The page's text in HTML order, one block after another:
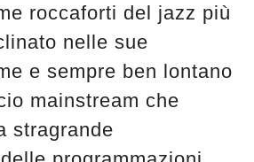
roccaforti del jazz più
nelle sue
e sempre ben lontano
mainstream che
stragrande